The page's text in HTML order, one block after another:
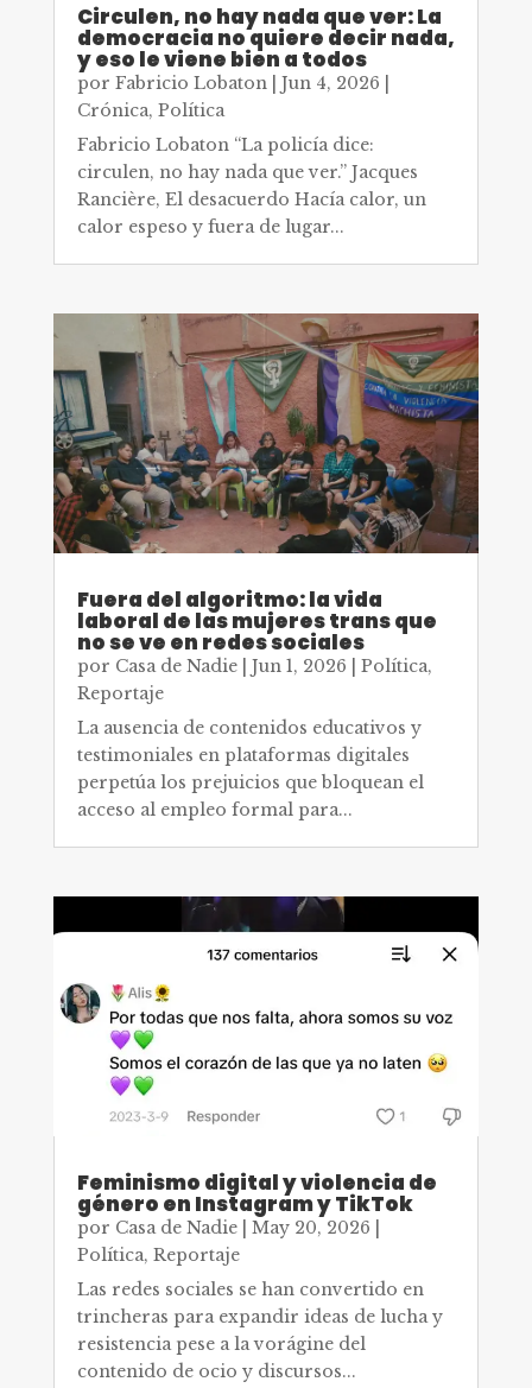
Circulen, no hay nada que ver: La
democracia no quiere decir nada,
y eso le viene bien a todos
por Fabricio Lobaton| Jun 4, 2026
Crónica, Política
Fabricio Lobaton “La policía dice:
circulen, no hay nada que ver.” Jacques
Rancière, El desacuerdo Hacía calor, un
calor espeso y fuera de lugar...
Fuera del algoritmo: la vida
laboral de las mujeres trans que
no se ve en redes sociales
por Casa de Nadie| Jun 1, 2026 Política,
Reportaje
La ausencia de contenidos educativos y
testimoniales en plataformas digitales
perpetúa los prejuicios que bloquean el
acceso al empleo formal para...
Feminismo digital y violencia de
género en Instagram y TikTok
por Casa de Nadie| May 20, 2026
Política, Reportaje
Las redes sociales se han convertido en
trincheras para expandir ideas de lucha y
resistencia pese a la vorágine del
contenido de ocio y discursos...